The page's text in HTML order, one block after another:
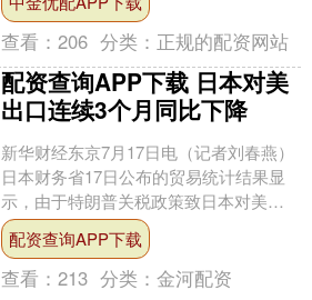
过，政策委员会....
查看：206 分类： 正规的配资网站
配资查询APP下载 日本对美
出口连续3个月同比下降
新华财经东京7月17日电（记者刘春燕）
日本财务省17日公布的贸易统计结果显
示，由于特朗普关税政策致日本对美汽
车出口额锐减，拖累日本整体对美出口
额连续3个月同比下....
配资查询APP下载
查看：213 分类：金河配资